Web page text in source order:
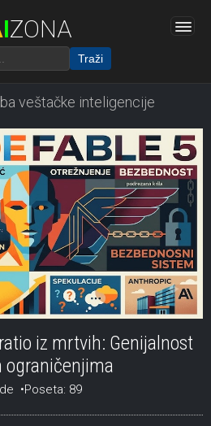
IZONA
Traži
veštačke inteligencije
iz mrtvih: Genijalnost
ograničenjima
Poseta: 89